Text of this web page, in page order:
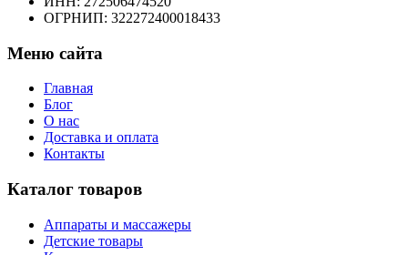
ОГРНИП: 322272400018433
Меню сайта
Главная
Блог
О нас
Доставка и оплата
Контакты
Каталог товаров
Аппараты и массажеры
Детские товары